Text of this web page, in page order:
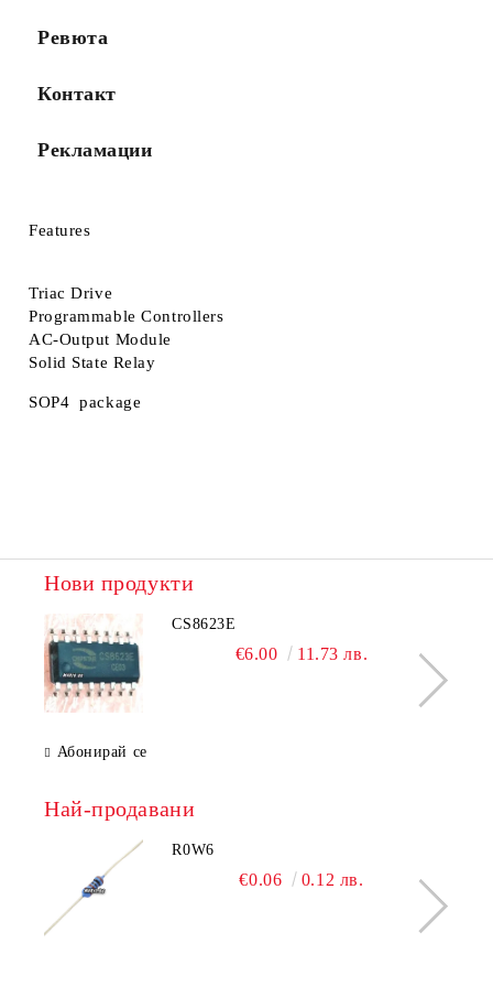
Ревюта
Контакт
Рекламации
Features
Triac Drive
Programmable Controllers
AC-Output Module
Solid State Relay
SOP4 package
Нови продукти
CS8623E
€6.00 11.73 лв.
Абонирай се
Най-продавани
R0W6
€0.06 0.12 лв.